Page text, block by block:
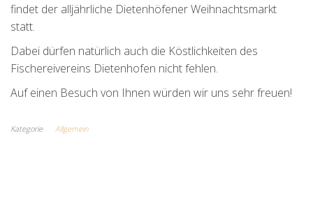
findet der alljährliche Dietenhöfener Weihnachtsmarkt
statt.
Dabei dürfen natürlich auch die Köstlichkeiten des
Fischereivereins Dietenhofen nicht fehlen.
Auf einen Besuch von Ihnen würden wir uns sehr freuen!
Kategorie Allgemein